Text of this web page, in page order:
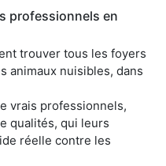
professionnels en
trouver tous les foyers
animaux nuisibles, dans
vrais professionnels,
qualités, qui leurs
réelle contre les